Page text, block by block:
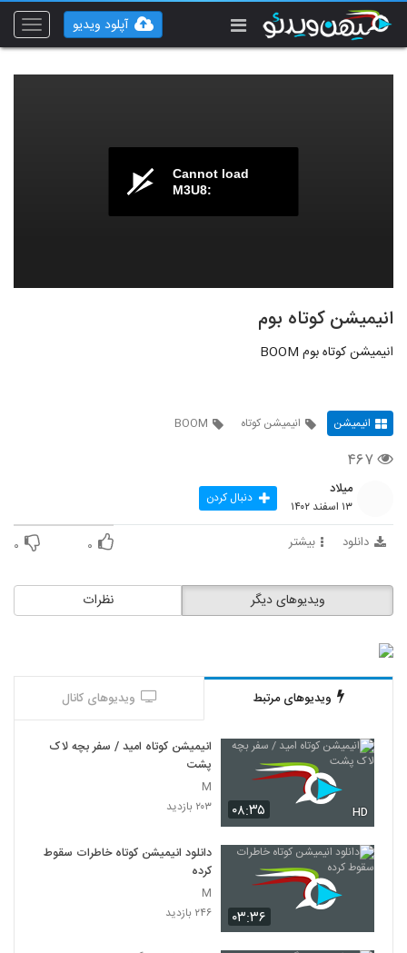
Toggle
آپلود ویدیو
Cannot load
M3U8:
انیمیشن کوتاه بوم
انیمیشن کوتاه بوم BOOM
انیمیشن انیمیشن کوتاه BOOM
۴۶۷
میلاد
۱۳ اسفند ۱۴۰۲ دنبال کردن
دانلود بیشتر ۰ ۰
نظرات ویدیوهای دیگر
ویدیوهای مرتبط ویدیوهای کانال
۰۸:۳۵ HD
انیمیشن کوتاه امید / سفر بچه لاک
پشت
M
۲۰۳ بازدید
۰۳:۳۶
دانلود انیمیشن کوتاه خاطرات سقوط
کرده
M
۲۴۶ بازدید